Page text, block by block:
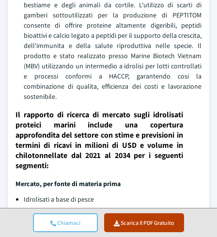
Chiamaci Scarica Il PDF Gratuito
bestiame e degli animali da cortile. L'utilizzo di scarti di
gamberi sottoutilizzati per la produzione di PEPTITOM
consente di offrire proteine altamente digeribili, peptidi
bioattivi e calcio legato a peptidi per il supporto della crescita,
dell'immunita e della salute riproduttiva nelle specie. Il
prodotto e stato realizzato presso Marine Biotech Vietnam
(MBV) utilizzando un intermedio a idrolisi per lotti controllati
e processi conformi a HACCP, garantendo cosi la
combinazione di qualita, efficienza dei costi e lavorazione
sostenibile.
Il rapporto di ricerca di mercato sugli idrolisati
proteici marini include una copertura
approfondita del settore con stime e previsioni in
termini di ricavi in milioni di USD e volume in
chilotonnellate dal 2021 al 2034 per i seguenti
segmenti:
Mercato, per fonte di materia prima
Idrolisati a base di pesce
Scarti di lavorazione del pesce
Idrolisati a base di crostacei